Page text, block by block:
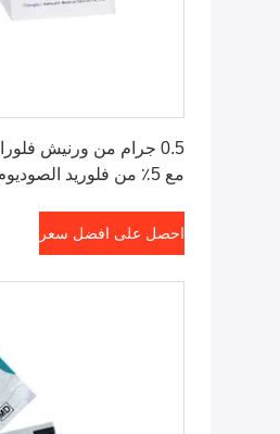
0.5 جرام من ورنيش
مع 5٪ من فلوريد الصوديوم
احصل على افضل سعر